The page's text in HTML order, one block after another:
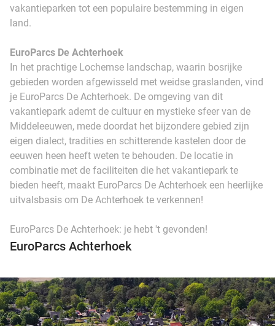
vakantieparken tot een populaire bestemming in eigen
land.
EuroParcs De Achterhoek
In het prachtige Lochemse landschap, waarin bosrijke
gebieden worden afgewisseld met weidse graslanden, vind
je EuroParcs De Achterhoek. De omgeving van dit
vakantiepark ademt de cultuur en mystieke sfeer van de
Middeleeuwen, mede doordat het bijzondere gebied zijn
eigen dialect, tradities en schitterende kastelen door de
eeuwen heen heeft weten te behouden. De locatie in
combinatie met de faciliteiten die het vakantiepark te
bieden heeft, maakt EuroParcs De Achterhoek een heerlijke
uitvalsbasis om De Achterhoek te verkennen!
EuroParcs De Achterhoek: je hebt 't gevonden!
EuroParcs Achterhoek